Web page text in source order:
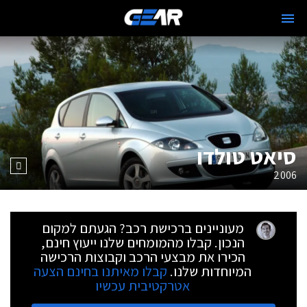
סיאט טולדו
2006
מעוניינים ברכישת רכב? הגעתם למקום
הנכון. קבלו מהמומחים שלנו ייעוץ חינם,
הכירו את מבצעי הרכב וקבוצות הרכישה
המיוחדות שלנו. קבלו מאיתנו בחינם הצעה
אטרקטיבית עכשיו